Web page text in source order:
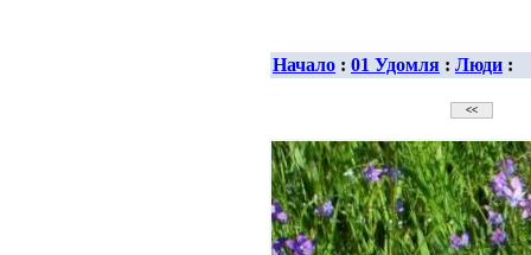
Начало : 01 Удомля : Люди :